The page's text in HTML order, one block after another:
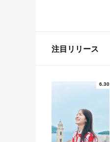
注目リリース
6.30